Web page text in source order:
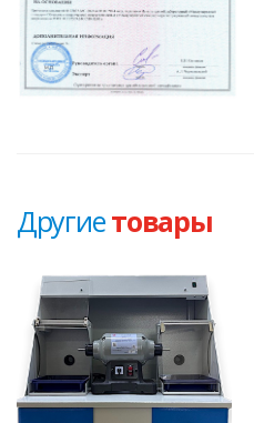
Другиетовары